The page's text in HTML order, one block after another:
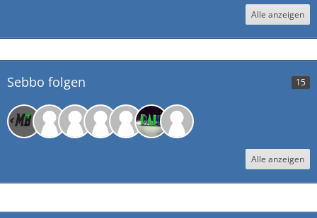
Alle anzeigen
Sebbo folgen 15
Alle anzeigen